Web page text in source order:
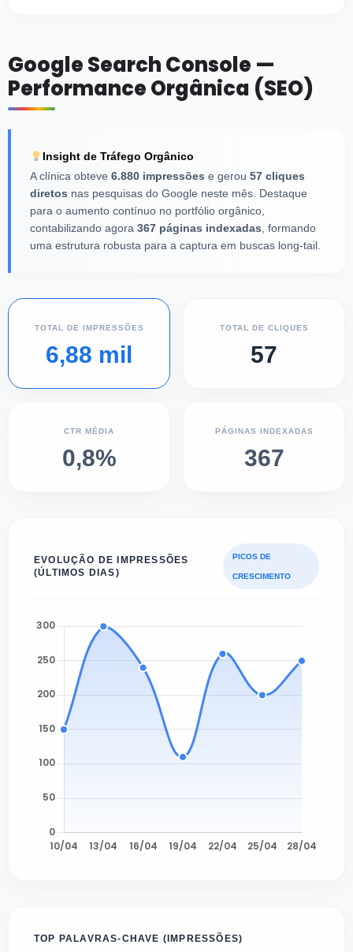
Google Search Console —
Performance Orgânica (SEO)
Insight de Tráfego Orgânico
A clínica obteve 6.880 impressões e gerou 57 cliques
diretos nas pesquisas do Google neste mês. Destaque
para o aumento contínuo no portfólio orgânico,
contabilizando agora 367 páginas indexadas , formando
uma estrutura robusta para a captura em buscas long-tail.
TOTAL DE IMPRESSÕES
6,88 mil
TOTAL DE CLIQUES
57
CTR MÉDIA
0,8%
PÁGINAS INDEXADAS
367
EVOLUÇÃO DE IMPRESSÕES
(ÚLTIMOS DIAS)
PICOS DE
CRESCIMENTO
TOP PALAVRAS-CHAVE (IMPRESSÕES)